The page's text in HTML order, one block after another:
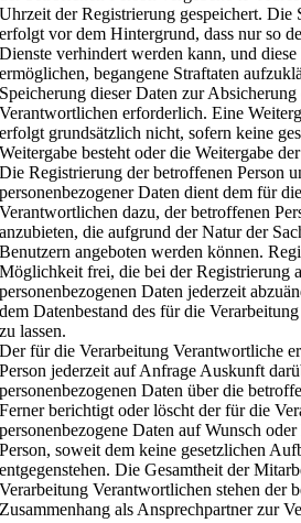
Uhrzeit der Registrierung gespeichert. Die
erfolgt vor dem Hintergrund, dass nur so
Dienste verhindert werden kann, und
ermöglichen, begangene Straftaten
Speicherung dieser Daten zur
Verantwortlichen erforderlich. Eine
erfolgt grundsätzlich nicht, sofern keine
Weitergabe besteht oder die Weitergabe
Die Registrierung der betroffenen Person
personenbezogener Daten dient dem für
Verantwortlichen dazu, der betroffenen
anzubieten, die aufgrund der Natur der
Benutzern angeboten werden können.
Möglichkeit frei, die bei der Registrierung
personenbezogenen Daten jederzeit
dem Datenbestand des für die
zu lassen.
Der für die Verarbeitung Verantwortliche
Person jederzeit auf Anfrage Auskunft
personenbezogenen Daten über die
Ferner berichtigt oder löscht der für die
personenbezogene Daten auf Wunsch
Person, soweit dem keine gesetzlichen
entgegenstehen. Die Gesamtheit der
Verarbeitung Verantwortlichen stehen der
Zusammenhang als Ansprechpartner zur